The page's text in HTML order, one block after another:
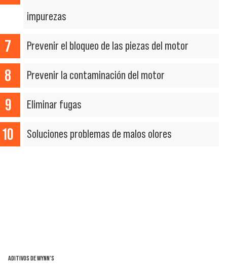
impurezas
Prevenir el bloqueo de las piezas del motor
Prevenir la contaminación del motor
Eliminar fugas
Soluciones problemas de malos olores
ADITIVOS DE WYNN’S